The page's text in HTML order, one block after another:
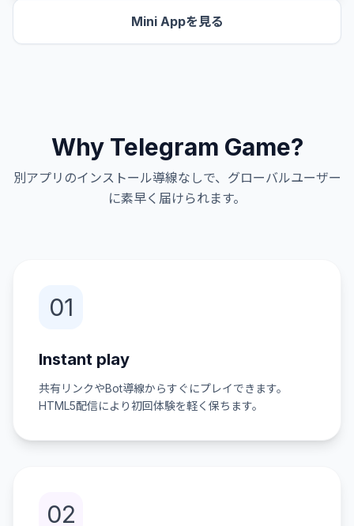
Mini Appを見る
Why Telegram Game?
別アプリのインストール導線なしで、グローバルユーザー
に素早く届けられます。
01
Instant play
共有リンクやBot導線からすぐにプレイできます。
HTML5配信により初回体験を軽く保ちます。
02